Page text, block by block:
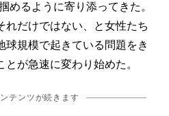
めるように寄り添ってきた。
れだけではない、と女性たち
規模で起きている問題をき
が急速に変わり始めた。
テンツが続きます